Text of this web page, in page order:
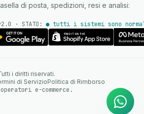
di posta, spedizioni, resi e analisi:
· STATO: ● tutti i sistemi sono
i diritti riservati.
di ServizioPolitica di Rimborso
e-commerce.
WhatsApp